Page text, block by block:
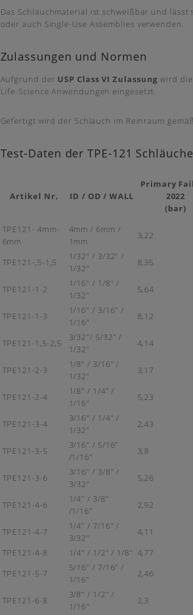
Das Schlauchmaterial ist schweißbar und
oder auch Single-Use Assemblies verwenden.
Zulassungen und Normen
Aufgrund der USP Class VI Zulassung wird
Life-Science Anwendungen eingesetzt.
Gefertigt wird der Schlauch im Reinraum gemäß
Test-Daten der TPE-121 Schläuche
Artikel Nr, ID / OD / WALL
Primary
2022
(bar)
TPE121- 4mm-
6mm
4mm / 6mm /
1mm
3,22
TPE121-,5-1,5
1/32" / 3/32" /
1/32"
8,35
TPE121-1-2
1/16" / 1/8" /
1/32"
5,64
TPE121-1-3
1/16" / 3/16" /
1/16"
8,12
TPE121-1,5-2,5
3/32"/ 5/32" /
1/32"
4,14
TPE121-2-3
1/8" / 3/16" /
1/32"
3,17
TPE121-2-4
1/8" / 1/4" /
1/16"
5,23
TPE121-3-4
3/16" / 1/4" /
1/32"
2,43
TPE121-3-5
3/16" / 5/16"
/1/16"
3,8
TPE121-3-6
3/16" / 3/8" /
3/32"
5,26
TPE121-4-6
1/4" / 3/8"
/1/16"
2,92
TPE121-4-7
1/4" / 7/16" /
3/32"
4,11
TPE121-4-8
1/4" / 1/2" / 1/8" 4,77
TPE121-5-7
5/16" / 7/16" /
1/16"
2,46
TPE121-6-8
3/8" / 1/2" /
1/16"
2,3